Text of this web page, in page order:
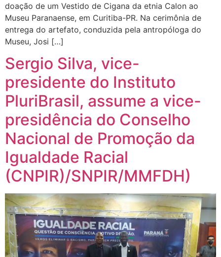
doação de um Vestido de Cigana da etnia Calon ao
Museu Paranaense, em Curitiba-PR. Na cerimônia de
entrega do artefato, conduzida pela antropóloga do
Museu, Josi […]
Sergio Silva, vice-
presidente do Instituto
PluriBrasil, assume a vice-
presidência do Conselho
Nacional de Promoção da
Igualdade Racial
(CNPIR)/SNPIR/MMFDH)